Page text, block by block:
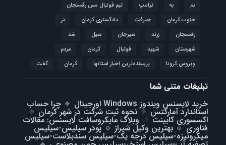
بم
به ترامپ
تیم فوتبال مس رفسنجان
جنوب کرمان
جیرفت دادگستری کرمان
در
رفسنجان
زرند سیرجان سیل
شد
شهرستان
شهید فوتبال كرمان
مردم
ویروس کرونا
پربیننده‌ترین اخبار استانها کرمان گفت
تبلیغات متنی شما
خرید لایسنس ویندوز Windows اورجینال
🔹 چرا حساب
استاندارد آمارکتس 🔹نحوه ثبت شرکت در شهر کرمان 🔹
اکسسوری کابینت 🔹 وبلاگ مایکروسافت لایسنس: مقالات
فناوری🔹 بهترین وکیل شیراز 🔹پودر سیلیس-سیلیس
میکرونیزه-سیلیس درجه یک-سیلیس سندبلاست-سیلیس